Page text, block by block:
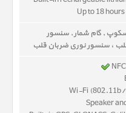
, گام شمار , سنسور
، سنسور نوری ضربان قلب